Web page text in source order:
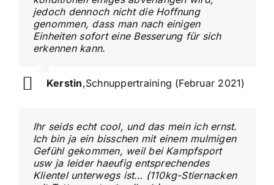
jedoch dennoch nicht die Hoffnung
genommen, dass man nach einigen
Einheiten sofort eine Besserung für sich
erkennen kann.
Kerstin,Schnuppertraining (Februar 2021)
Ihr seids echt cool, und das mein ich ernst.
Ich bin ja ein bisschen mit einem mulmigen
Gefühl gekommen, weil bei Kampfsport
usw ja leider haeufig entsprechendes
Klientel unterwegs ist… (110kg-Stiernacken